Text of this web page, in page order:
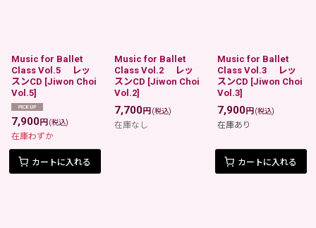
Music for Ballet
Class Vol.5 レッ
スンCD [Jiwon Choi
Vol.5]
7,900円 (税込)
在庫わずか
カートに入れる
Music for Ballet
Class Vol.2 レッ
スンCD [Jiwon Choi
Vol.2]
7,700円 (税込)
在庫なし
Music for Ballet
Class Vol.3 レッ
スンCD [Jiwon Choi
Vol.3]
7,900円 (税込)
在庫あり
カートに入れる